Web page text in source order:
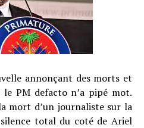
annonçant des morts et
le PM defacto n’a pipé mot.
mort d’un journaliste sur la
total du coté de Ariel